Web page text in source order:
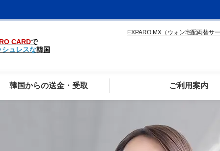
CARDで
シュレスな韓国
EXPARO MX（ウォン宅配両替サー
韓国からの送金・受取 ご利用案内